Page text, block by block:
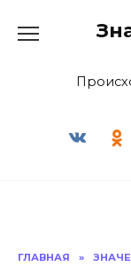
ГЛАВНАЯ »